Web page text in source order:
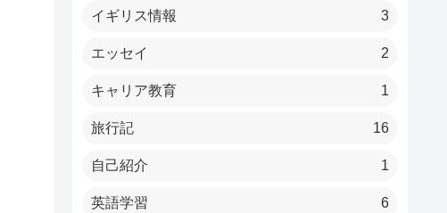
イギリス情報 3
エッセイ 2
キャリア教育 1
旅行記 16
自己紹介 1
英語学習 6